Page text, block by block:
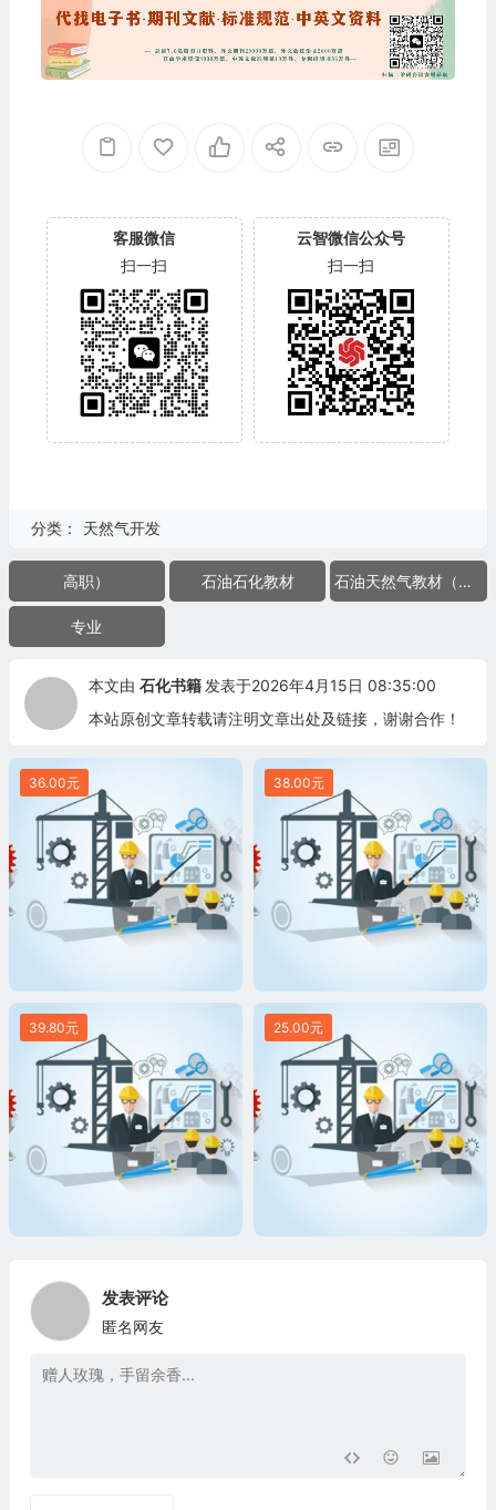
客服微信
扫一扫
云智微信公众号
扫一扫
分类： 天然气开发
高职） 石油石化教材 石油天然气教材（考研
专业
本文由 石化书籍 发表于2026年4月15日 08:35:00
本站原创文章转载请注明文章出处及链接，谢谢合作！
36.00元 38.00元
39.80元 25.00元
发表评论
匿名网友